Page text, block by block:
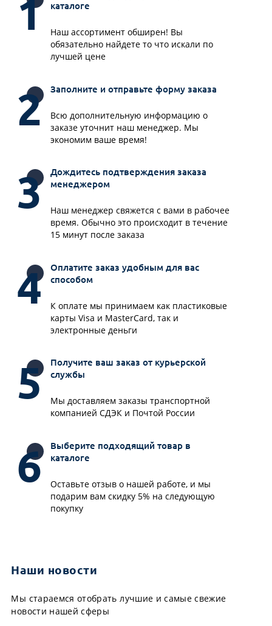
каталоге
Наш ассортимент обширен! Вы
обязательно найдете то что искали по
лучшей цене
Заполните и отправьте форму заказа
Всю дополнительную информацию о
заказе уточнит наш менеджер. Мы
экономим ваше время!
Дождитесь подтверждения заказа
менеджером
Наш менеджер свяжется с вами в рабочее
время. Обычно это происходит в течение
15 минут после заказа
Оплатите заказ удобным для вас
способом
К оплате мы принимаем как пластиковые
карты Visa и MasterCard, так и
электронные деньги
Получите ваш заказ от курьерской
службы
Мы доставляем заказы транспортной
компанией СДЭК и Почтой России
Выберите подходящий товар в
каталоге
Оставьте отзыв о нашей работе, и мы
подарим вам скидку 5% на следующую
покупку
Наши новости
Мы стараемся отобрать лучшие и самые свежие
новости нашей сферы